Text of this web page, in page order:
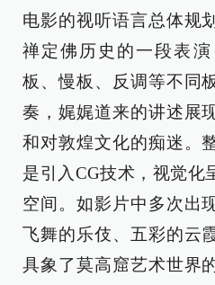
电影的视听语言总体规
禅定佛历史的一段表
板、慢板、反调等不同
奏，娓娓道来的讲述展
和对敦煌文化的痴迷。
是引入CG技术，视觉化
空间。如影片中多次出
飞舞的乐伎、五彩的云
具象了莫高窟艺术世界